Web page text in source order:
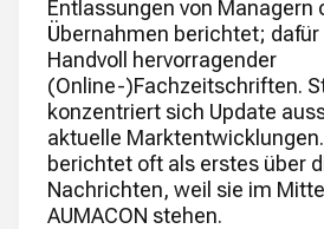
Entlassungen von Managern
Übernahmen berichtet; dafür
Handvoll hervorragender
(Online-)Fachzeitschriften.
konzentriert sich Update
aktuelle
berichtet oft als erstes über
Nachrichten, weil sie im
AUMACON stehen.